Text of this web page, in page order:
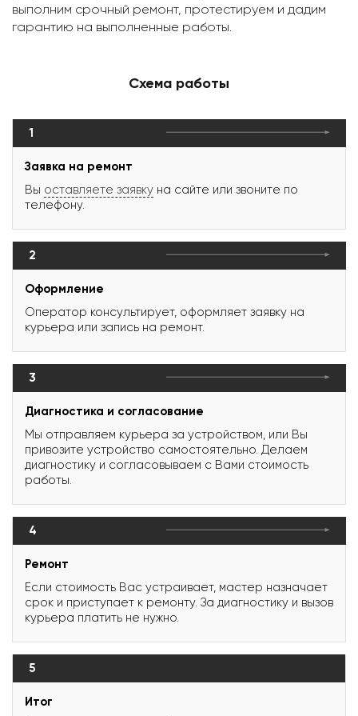
выполним срочный ремонт, протестируем и дадим
гарантию на выполненные работы.
Схема работы
1
Заявка на ремонт
Вы оставляете заявку на сайте или звоните по
телефону.
2
Оформление
Оператор консультирует, оформляет заявку на
курьера или запись на ремонт.
3
Диагностика и согласование
Мы отправляем курьера за устройством, или Вы
привозите устройство самостоятельно. Делаем
диагностику и согласовываем с Вами стоимость
работы.
4
Ремонт
Если стоимость Вас устраивает, мастер назначает
срок и приступает к ремонту. За диагностику и вызов
курьера платить не нужно.
5
Итог